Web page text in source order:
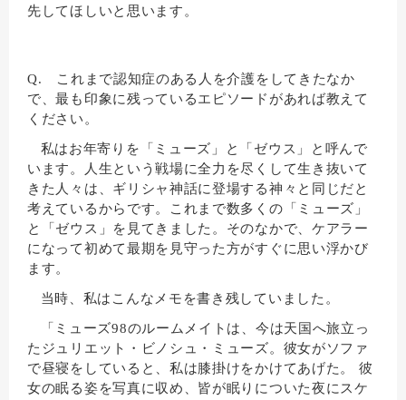
先してほしいと思います。
Q. これまで認知症のある人を介護をしてきたなか
で、最も印象に残っているエピソードがあれば教えて
ください。
私はお年寄りを「ミューズ」と「ゼウス」と呼んで
います。人生という戦場に全力を尽くして生き抜いて
きた人々は、ギリシャ神話に登場する神々と同じだと
考えているからです。これまで数多くの「ミューズ」
と「ゼウス」を見てきました。そのなかで、ケアラー
になって初めて最期を見守った方がすぐに思い浮かび
ます。
当時、私はこんなメモを書き残していました。
「ミューズ98のルームメイトは、今は天国へ旅立っ
たジュリエット・ビノシュ・ミューズ。彼女がソファ
で昼寝をしていると、私は膝掛けをかけてあげた。 彼
女の眠る姿を写真に収め、皆が眠りについた夜にスケ